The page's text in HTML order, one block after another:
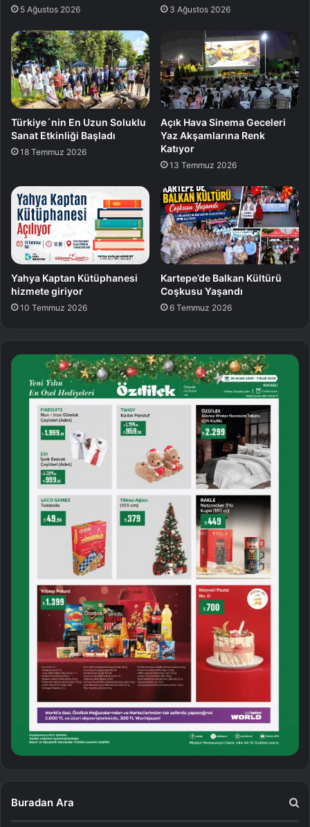
5 Ağustos 2026 3 Ağustos 2026
Türkiye´nin En Uzun Soluklu
Sanat Etkinliği Başladı
18 Temmuz 2026
Açık Hava Sinema Geceleri
Yaz Akşamlarına Renk
Katıyor
13 Temmuz 2026
Yahya Kaptan Kütüphanesi
hizmete giriyor
10 Temmuz 2026
Kartepe’de Balkan Kültürü
Coşkusu Yaşandı
6 Temmuz 2026
Buradan Ara